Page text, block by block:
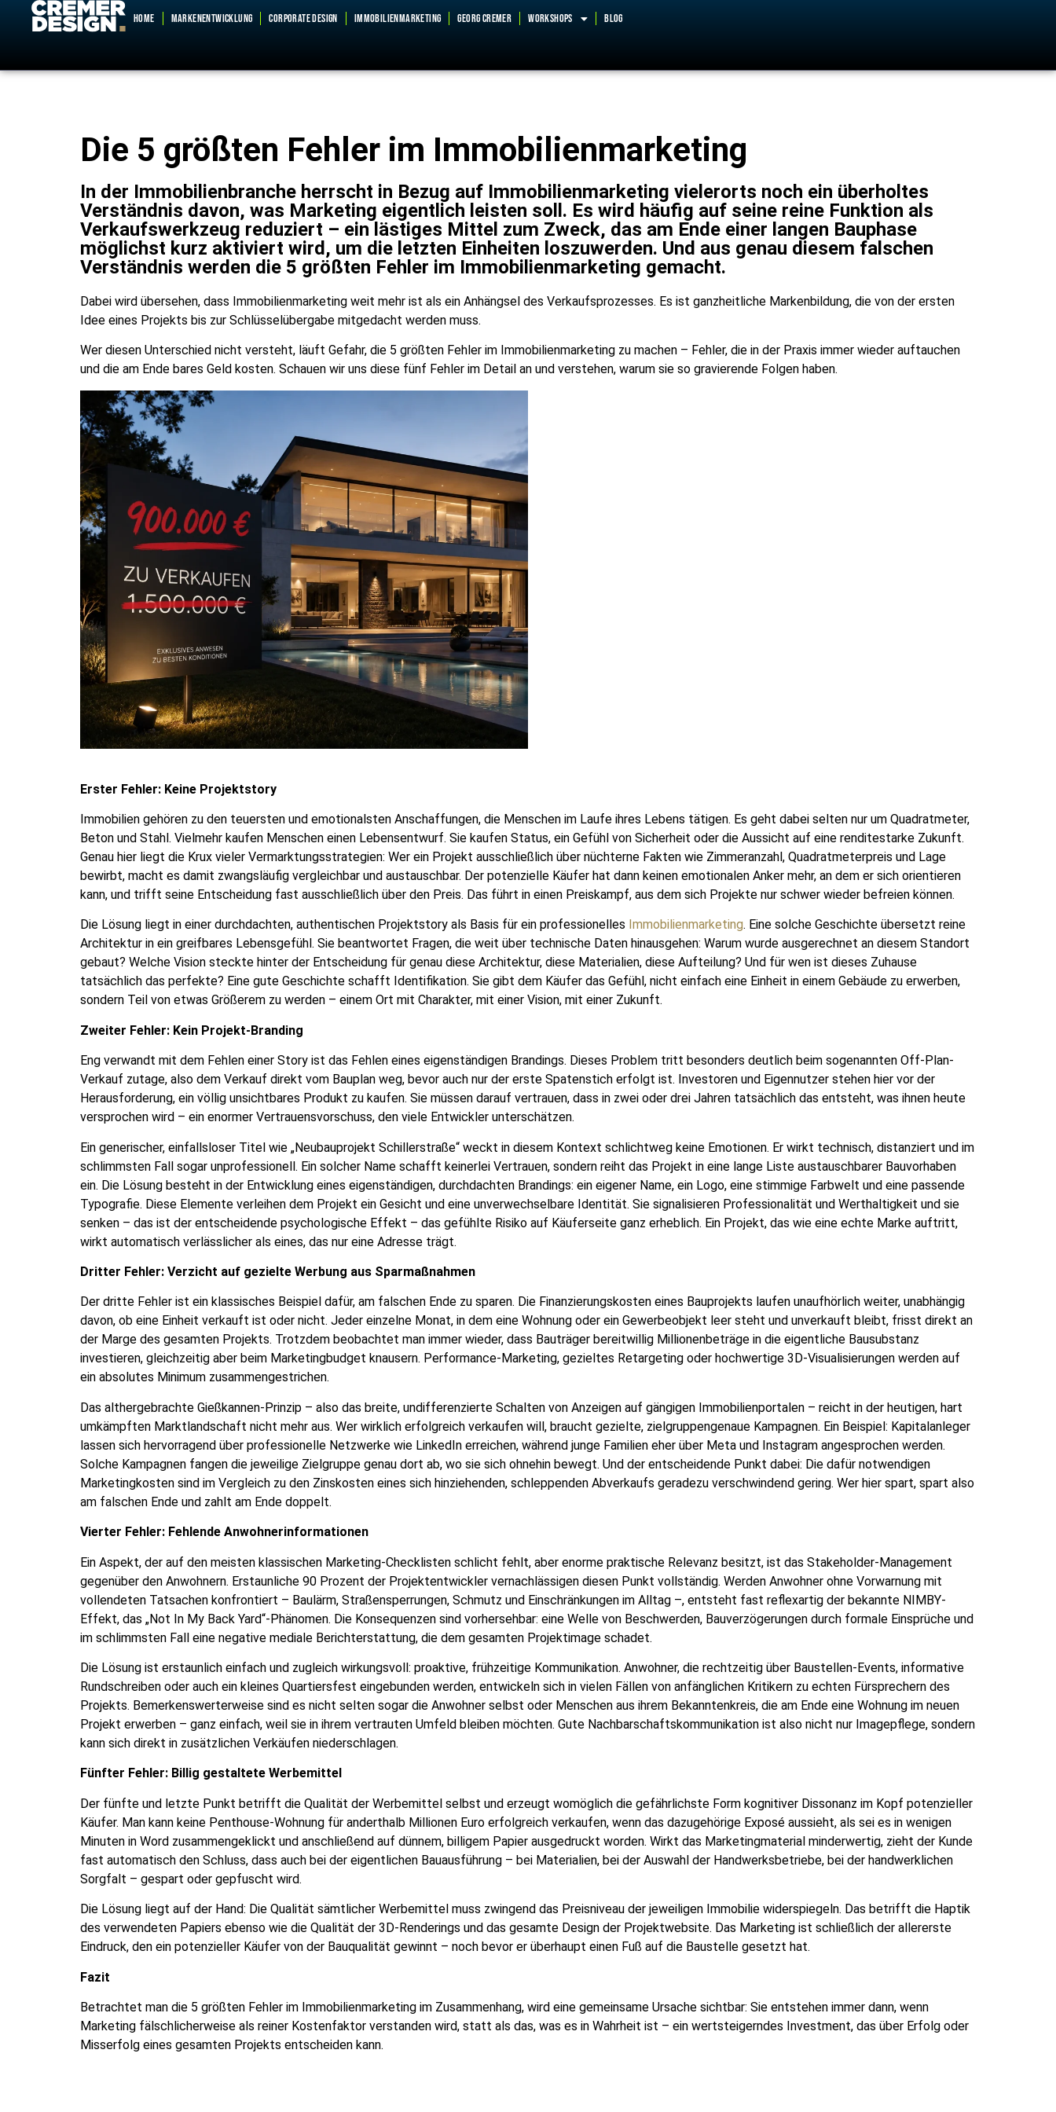
HOME MARKENENTWICKLUNG CORPORATE DESIGN IMMOBILIENMARKETING GEORG CREMER Workshops BLOG
Die 5 größten Fehler im Immobilienmarketing
In der Immobilienbranche herrscht in Bezug auf Immobilienmarketing vielerorts noch ein überholtes
Verständnis davon, was Marketing eigentlich leisten soll. Es wird häufig auf seine reine Funktion als
Verkaufswerkzeug reduziert – ein lästiges Mittel zum Zweck, das am Ende einer langen Bauphase
möglichst kurz aktiviert wird, um die letzten Einheiten loszuwerden. Und aus genau diesem falschen
Verständnis werden die 5 größten Fehler im Immobilienmarketing gemacht.
Dabei wird übersehen, dass Immobilienmarketing weit mehr ist als ein Anhängsel des Verkaufsprozesses. Es ist ganzheitliche Markenbildung, die von der ersten
Idee eines Projekts bis zur Schlüsselübergabe mitgedacht werden muss.
Wer diesen Unterschied nicht versteht, läuft Gefahr, die 5 größten Fehler im Immobilienmarketing zu machen – Fehler, die in der Praxis immer wieder auftauchen
und die am Ende bares Geld kosten. Schauen wir uns diese fünf Fehler im Detail an und verstehen, warum sie so gravierende Folgen haben.
Erster Fehler: Keine Projektstory
Immobilien gehören zu den teuersten und emotionalsten Anschaffungen, die Menschen im Laufe ihres Lebens tätigen. Es geht dabei selten nur um Quadratmeter,
Beton und Stahl. Vielmehr kaufen Menschen einen Lebensentwurf. Sie kaufen Status, ein Gefühl von Sicherheit oder die Aussicht auf eine renditestarke Zukunft.
Genau hier liegt die Krux vieler Vermarktungsstrategien: Wer ein Projekt ausschließlich über nüchterne Fakten wie Zimmeranzahl, Quadratmeterpreis und Lage
bewirbt, macht es damit zwangsläufig vergleichbar und austauschbar. Der potenzielle Käufer hat dann keinen emotionalen Anker mehr, an dem er sich orientieren
kann, und trifft seine Entscheidung fast ausschließlich über den Preis. Das führt in einen Preiskampf, aus dem sich Projekte nur schwer wieder befreien können.
Die Lösung liegt in einer durchdachten, authentischen Projektstory als Basis für ein professionelles Immobilienmarketing. Eine solche Geschichte übersetzt reine
Architektur in ein greifbares Lebensgefühl. Sie beantwortet Fragen, die weit über technische Daten hinausgehen: Warum wurde ausgerechnet an diesem Standort
gebaut? Welche Vision steckte hinter der Entscheidung für genau diese Architektur, diese Materialien, diese Aufteilung? Und für wen ist dieses Zuhause
tatsächlich das perfekte? Eine gute Geschichte schafft Identifikation. Sie gibt dem Käufer das Gefühl, nicht einfach eine Einheit in einem Gebäude zu erwerben,
sondern Teil von etwas Größerem zu werden – einem Ort mit Charakter, mit einer Vision, mit einer Zukunft.
Zweiter Fehler: Kein Projekt-Branding
Eng verwandt mit dem Fehlen einer Story ist das Fehlen eines eigenständigen Brandings. Dieses Problem tritt besonders deutlich beim sogenannten Off-Plan-
Verkauf zutage, also dem Verkauf direkt vom Bauplan weg, bevor auch nur der erste Spatenstich erfolgt ist. Investoren und Eigennutzer stehen hier vor der
Herausforderung, ein völlig unsichtbares Produkt zu kaufen. Sie müssen darauf vertrauen, dass in zwei oder drei Jahren tatsächlich das entsteht, was ihnen heute
versprochen wird – ein enormer Vertrauensvorschuss, den viele Entwickler unterschätzen.
Ein generischer, einfallsloser Titel wie „Neubauprojekt Schillerstraße“ weckt in diesem Kontext schlichtweg keine Emotionen. Er wirkt technisch, distanziert und im
schlimmsten Fall sogar unprofessionell. Ein solcher Name schafft keinerlei Vertrauen, sondern reiht das Projekt in eine lange Liste austauschbarer Bauvorhaben
ein. Die Lösung besteht in der Entwicklung eines eigenständigen, durchdachten Brandings: ein eigener Name, ein Logo, eine stimmige Farbwelt und eine passende
Typografie. Diese Elemente verleihen dem Projekt ein Gesicht und eine unverwechselbare Identität. Sie signalisieren Professionalität und Werthaltigkeit und sie
senken – das ist der entscheidende psychologische Effekt – das gefühlte Risiko auf Käuferseite ganz erheblich. Ein Projekt, das wie eine echte Marke auftritt,
wirkt automatisch verlässlicher als eines, das nur eine Adresse trägt.
Dritter Fehler: Verzicht auf gezielte Werbung aus Sparmaßnahmen
Der dritte Fehler ist ein klassisches Beispiel dafür, am falschen Ende zu sparen. Die Finanzierungskosten eines Bauprojekts laufen unaufhörlich weiter, unabhängig
davon, ob eine Einheit verkauft ist oder nicht. Jeder einzelne Monat, in dem eine Wohnung oder ein Gewerbeobjekt leer steht und unverkauft bleibt, frisst direkt an
der Marge des gesamten Projekts. Trotzdem beobachtet man immer wieder, dass Bauträger bereitwillig Millionenbeträge in die eigentliche Bausubstanz
investieren, gleichzeitig aber beim Marketingbudget knausern. Performance-Marketing, gezieltes Retargeting oder hochwertige 3D-Visualisierungen werden auf
ein absolutes Minimum zusammengestrichen.
Das althergebrachte Gießkannen-Prinzip – also das breite, undifferenzierte Schalten von Anzeigen auf gängigen Immobilienportalen – reicht in der heutigen, hart
umkämpften Marktlandschaft nicht mehr aus. Wer wirklich erfolgreich verkaufen will, braucht gezielte, zielgruppengenaue Kampagnen. Ein Beispiel: Kapitalanleger
lassen sich hervorragend über professionelle Netzwerke wie LinkedIn erreichen, während junge Familien eher über Meta und Instagram angesprochen werden.
Solche Kampagnen fangen die jeweilige Zielgruppe genau dort ab, wo sie sich ohnehin bewegt. Und der entscheidende Punkt dabei: Die dafür notwendigen
Marketingkosten sind im Vergleich zu den Zinskosten eines sich hinziehenden, schleppenden Abverkaufs geradezu verschwindend gering. Wer hier spart, spart also
am falschen Ende und zahlt am Ende doppelt.
Vierter Fehler: Fehlende Anwohnerinformationen
Ein Aspekt, der auf den meisten klassischen Marketing-Checklisten schlicht fehlt, aber enorme praktische Relevanz besitzt, ist das Stakeholder-Management
gegenüber den Anwohnern. Erstaunliche 90 Prozent der Projektentwickler vernachlässigen diesen Punkt vollständig. Werden Anwohner ohne Vorwarnung mit
vollendeten Tatsachen konfrontiert – Baulärm, Straßensperrungen, Schmutz und Einschränkungen im Alltag –, entsteht fast reflexartig der bekannte NIMBY-
Effekt, das „Not In My Back Yard“-Phänomen. Die Konsequenzen sind vorhersehbar: eine Welle von Beschwerden, Bauverzögerungen durch formale Einsprüche und
im schlimmsten Fall eine negative mediale Berichterstattung, die dem gesamten Projektimage schadet.
Die Lösung ist erstaunlich einfach und zugleich wirkungsvoll: proaktive, frühzeitige Kommunikation. Anwohner, die rechtzeitig über Baustellen-Events, informative
Rundschreiben oder auch ein kleines Quartiersfest eingebunden werden, entwickeln sich in vielen Fällen von anfänglichen Kritikern zu echten Fürsprechern des
Projekts. Bemerkenswerterweise sind es nicht selten sogar die Anwohner selbst oder Menschen aus ihrem Bekanntenkreis, die am Ende eine Wohnung im neuen
Projekt erwerben – ganz einfach, weil sie in ihrem vertrauten Umfeld bleiben möchten. Gute Nachbarschaftskommunikation ist also nicht nur Imagepflege, sondern
kann sich direkt in zusätzlichen Verkäufen niederschlagen.
Fünfter Fehler: Billig gestaltete Werbemittel
Der fünfte und letzte Punkt betrifft die Qualität der Werbemittel selbst und erzeugt womöglich die gefährlichste Form kognitiver Dissonanz im Kopf potenzieller
Käufer. Man kann keine Penthouse-Wohnung für anderthalb Millionen Euro erfolgreich verkaufen, wenn das dazugehörige Exposé aussieht, als sei es in wenigen
Minuten in Word zusammengeklickt und anschließend auf dünnem, billigem Papier ausgedruckt worden. Wirkt das Marketingmaterial minderwertig, zieht der Kunde
fast automatisch den Schluss, dass auch bei der eigentlichen Bauausführung – bei Materialien, bei der Auswahl der Handwerksbetriebe, bei der handwerklichen
Sorgfalt – gespart oder gepfuscht wird.
Die Lösung liegt auf der Hand: Die Qualität sämtlicher Werbemittel muss zwingend das Preisniveau der jeweiligen Immobilie widerspiegeln. Das betrifft die Haptik
des verwendeten Papiers ebenso wie die Qualität der 3D-Renderings und das gesamte Design der Projektwebsite. Das Marketing ist schließlich der allererste
Eindruck, den ein potenzieller Käufer von der Bauqualität gewinnt – noch bevor er überhaupt einen Fuß auf die Baustelle gesetzt hat.
Fazit
Betrachtet man die 5 größten Fehler im Immobilienmarketing im Zusammenhang, wird eine gemeinsame Ursache sichtbar: Sie entstehen immer dann, wenn
Marketing fälschlicherweise als reiner Kostenfaktor verstanden wird, statt als das, was es in Wahrheit ist – ein wertsteigerndes Investment, das über Erfolg oder
Misserfolg eines gesamten Projekts entscheiden kann.